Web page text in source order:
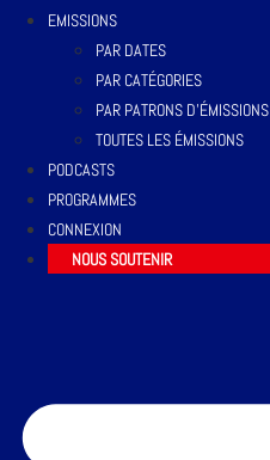
EMISSIONS
PAR DATES
PAR CATÉGORIES
PAR PATRONS D’ÉMISSIONS
TOUTES LES ÉMISSIONS
PODCASTS
PROGRAMMES
CONNEXION
NOUS SOUTENIR